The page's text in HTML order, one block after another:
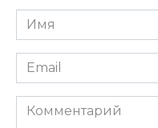
Имя
*
Email
*
Комментарий